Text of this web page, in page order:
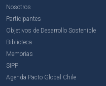
Nosotros
Participantes
Objetivos de Desarrollo Sostenible
Biblioteca
Memorias
SIPP
Agenda Pacto Global Chile